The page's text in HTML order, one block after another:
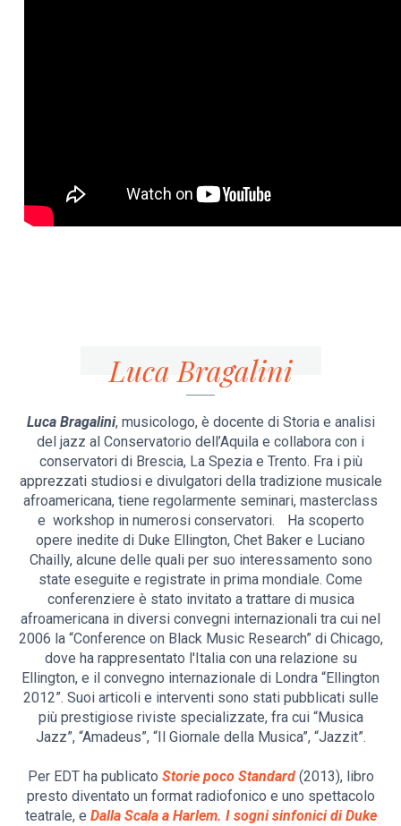
Luca Bragalini
Luca Bragalini, musicologo, è docente di Storia e analisi
del jazz al Conservatorio dell’Aquila e collabora con i
conservatori di Brescia, La Spezia e Trento. Fra i più
apprezzati studiosi e divulgatori della tradizione musicale
afroamericana, tiene regolarmente seminari, masterclass
e workshop in numerosi conservatori. Ha scoperto
opere inedite di Duke Ellington, Chet Baker e Luciano
Chailly, alcune delle quali per suo interessamento sono
state eseguite e registrate in prima mondiale. Come
conferenziere è stato invitato a trattare di musica
afroamericana in diversi convegni internazionali tra cui nel
2006 la “Conference on Black Music Research” di Chicago,
dove ha rappresentato l'Italia con una relazione su
Ellington, e il convegno internazionale di Londra “Ellington
2012”. Suoi articoli e interventi sono stati pubblicati sulle
più prestigiose riviste specializzate, fra cui “Musica
Jazz”, “Amadeus”, “Il Giornale della Musica”, “Jazzit”.
Per EDT ha publicato Storie poco Standard(2013), libro
presto diventato un format radiofonico e uno spettacolo
teatrale, e Dalla Scala a Harlem. I sogni sinfonici di Duke